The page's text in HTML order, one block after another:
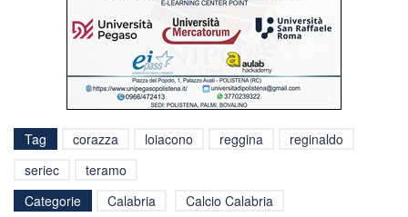
Tag corazza loiacono reggina
reginaldo
seriec
teramo
Categorie
Calabria
Calcio Calabria